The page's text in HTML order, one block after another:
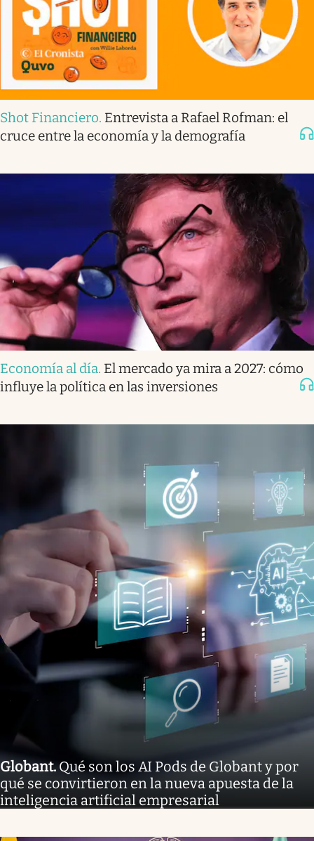
Shot Financiero. Entrevista a Rafael Rofman: el
cruce entre la economía y la demografía
Economía al día. El mercado ya mira a 2027: cómo
influye la política en las inversiones
Globant.Qué son los AI Pods de Globant y por
qué se convirtieron en la nueva apuesta de la
inteligencia artificial empresarial